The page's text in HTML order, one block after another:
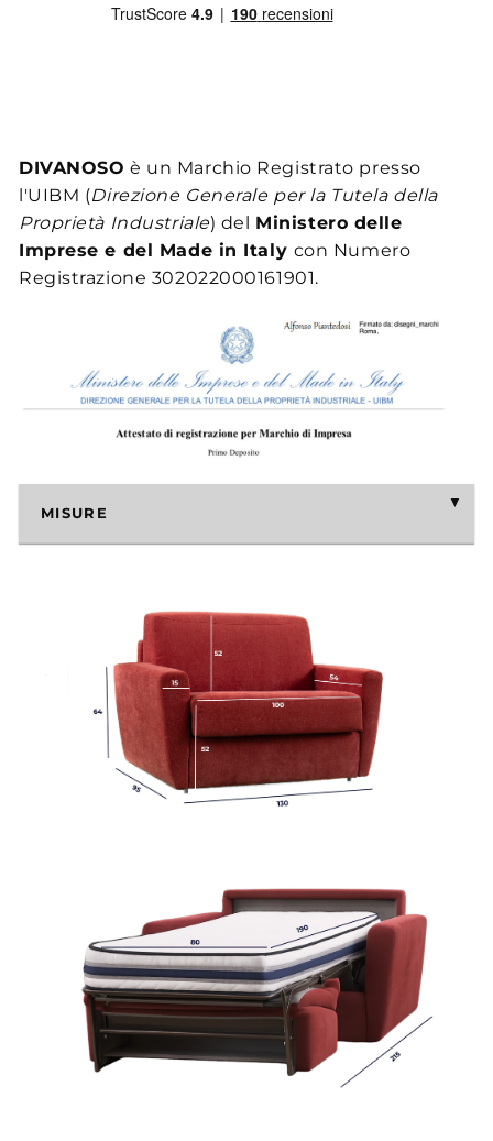
DIVANOSO è un Marchio Registrato presso
l'UIBM (Direzione Generale per la Tutela della
Proprietà Industriale) del
Ministero delle
Imprese e del Made in Italy con Numero
Registrazione 302022000161901.
MISURE